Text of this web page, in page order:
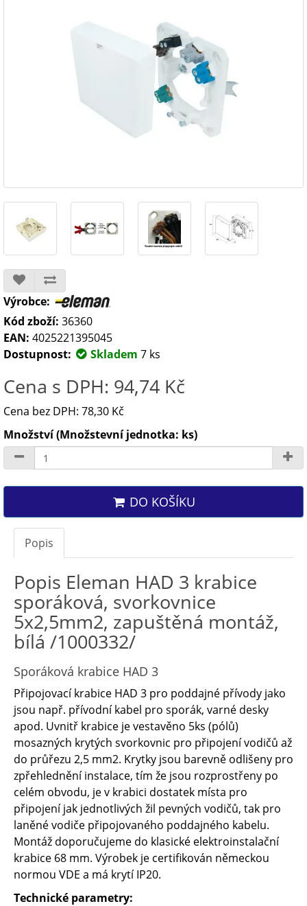
Výrobce:
Kód zboží: 36360
EAN: 4025221395045
Dostupnost:
Skladem 7 ks
Cena s DPH: 94,74 Kč
Cena bez DPH: 78,30 Kč
Množství (Množstevní jednotka: ks)
DO KOŠÍKU
Popis
Popis Eleman HAD 3 krabice
sporáková, svorkovnice
5x2,5mm2, zapuštěná montáž,
bílá /1000332/
Sporáková krabice HAD 3
Připojovací krabice HAD 3 pro poddajné přívody jako
jsou např. přívodní kabel pro sporák, varné desky
apod. Uvnitř krabice je vestavěno 5ks (pólů)
mosazných krytých svorkovnic pro připojení vodičů až
do průřezu 2,5 mm2. Krytky jsou barevně odlišeny pro
zpřehlednění instalace, tím že jsou rozprostřeny po
celém obvodu, je v krabici dostatek místa pro
připojení jak jednotlivých žil pevných vodičů, tak pro
laněné vodiče připojovaného poddajného kabelu.
Montáž doporučujeme do klasické elektroinstalační
krabice 68 mm. Výrobek je certifikován německou
normou VDE a má krytí IP20.
Technické parametry: